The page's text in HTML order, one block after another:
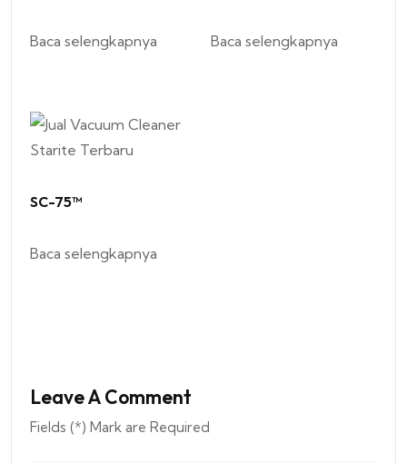
Baca selengkapnya Baca selengkapnya
SC-75™
Baca selengkapnya
Leave A Comment
Fields (*) Mark are Required